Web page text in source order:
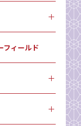
フィールド